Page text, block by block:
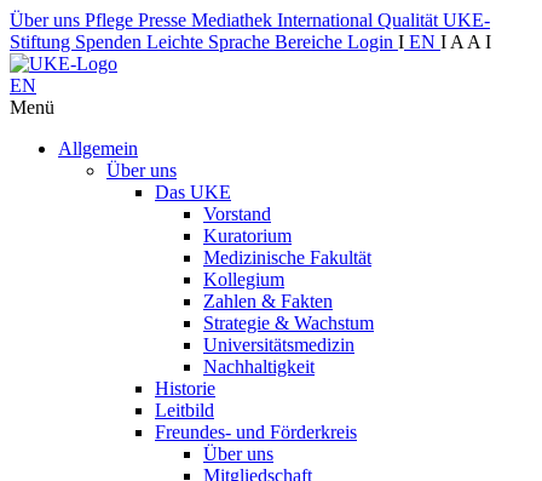
Über uns Pflege Presse Mediathek International Qualität UKE-
Stiftung Spenden Leichte Sprache Bereiche Login I EN I A A I
EN
Menü
Allgemein
Über uns
Das UKE
Vorstand
Kuratorium
Medizinische Fakultät
Kollegium
Zahlen & Fakten
Strategie & Wachstum
Universitätsmedizin
Nachhaltigkeit
Historie
Leitbild
Freundes- und Förderkreis
Über uns
Mitgliedschaft